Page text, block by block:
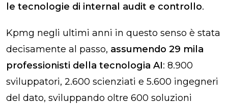
le tecnologie di internal audit e controllo.
Kpmg negli ultimi anni in questo senso è stata
decisamente al passo, assumendo 29 mila
professionisti della tecnologia AI: 8.900
sviluppatori, 2.600 scienziati e 5.600 ingegneri
del dato, sviluppando oltre 600 soluzioni